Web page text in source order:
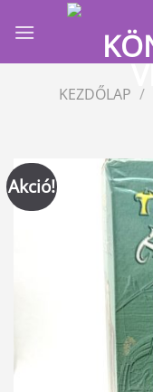
KEZDŐLAP /
Akció!